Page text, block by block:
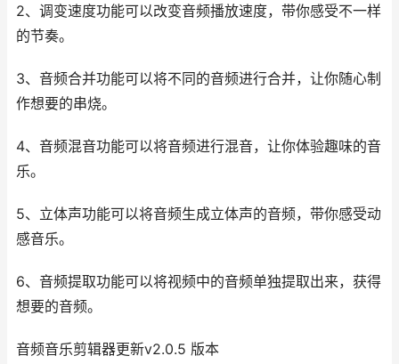
2、调变速度功能可以改变音频播放速度，带你感受不一样
的节奏。
3、音频合并功能可以将不同的音频进行合并，让你随心制
作想要的串烧。
4、音频混音功能可以将音频进行混音，让你体验趣味的音
乐。
5、立体声功能可以将音频生成立体声的音频，带你感受动
感音乐。
6、音频提取功能可以将视频中的音频单独提取出来，获得
想要的音频。
音频音乐剪辑器更新v2.0.5 版本